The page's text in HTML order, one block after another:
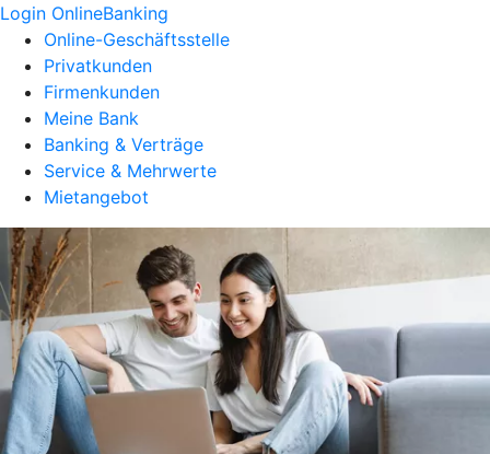
Login OnlineBanking
Online-Geschäftsstelle
Privatkunden
Firmenkunden
Meine Bank
Banking & Verträge
Service & Mehrwerte
Mietangebot